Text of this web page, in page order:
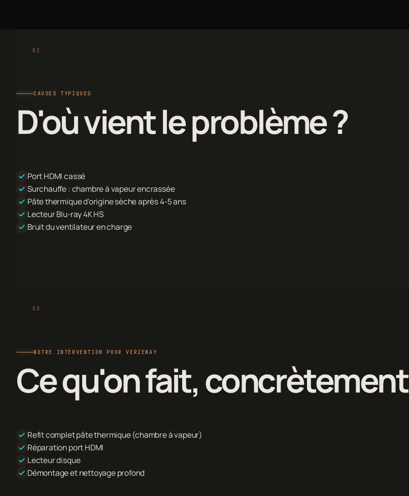
CAUSES TYPIQUES
D'où vient le problème ?
Port HDMI cassé
Surchauffe : chambre à vapeur encrassée
Pâte thermique d'origine sèche après 4-5 ans
Lecteur Blu-ray 4K HS
Bruit du ventilateur en charge
NOTRE INTERVENTION POUR VERZENAY
Ce qu'on fait, concrètement
Refit complet pâte thermique (chambre à vapeur)
Réparation port HDMI
Lecteur disque
Démontage et nettoyage profond